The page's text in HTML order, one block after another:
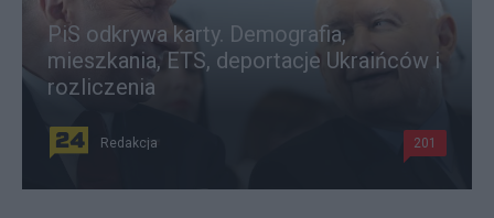
PiS odkrywa karty. Demografia,
mieszkania, ETS, deportacje Ukraińców i
rozliczenia
Redakcja 201